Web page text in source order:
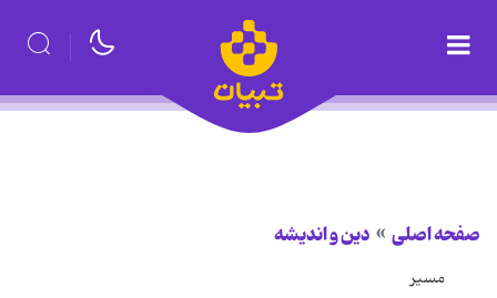
صفحه اصلی دین و اندیشه
مسیر